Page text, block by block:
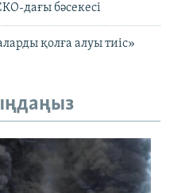
дағы бәсекесі
қолға алуы тиіс»